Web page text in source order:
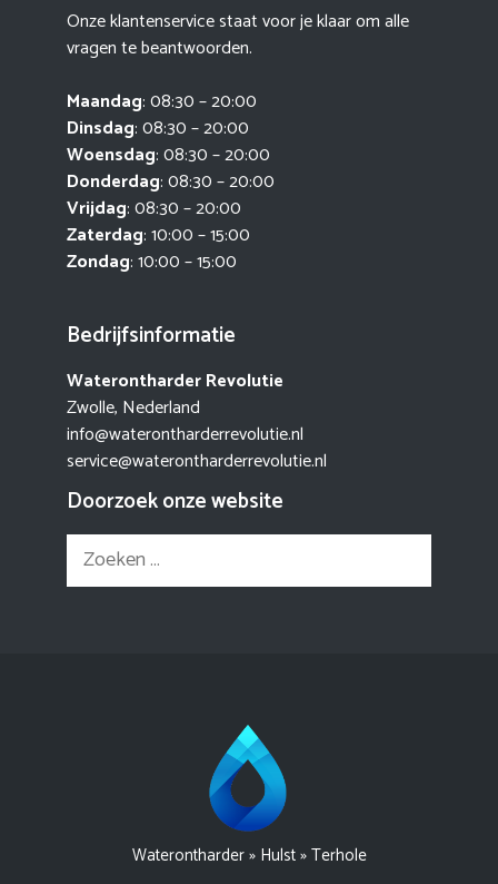
Onze klantenservice staat voor je klaar om alle
vragen te beantwoorden.
Maandag: 08:30 – 20:00
Dinsdag: 08:30 – 20:00
Woensdag: 08:30 – 20:00
Donderdag: 08:30 – 20:00
Vrijdag: 08:30 – 20:00
Zaterdag: 10:00 – 15:00
Zondag: 10:00 – 15:00
Bedrijfsinformatie
Waterontharder Revolutie
Zwolle, Nederland
info@waterontharderrevolutie.nl
service@waterontharderrevolutie.nl
Doorzoek onze website
Zoek
naar:
Waterontharder» Hulst»Terhole